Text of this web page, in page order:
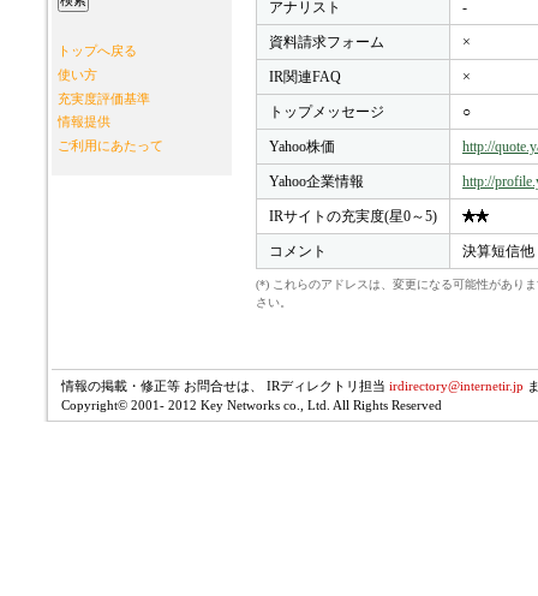
トップへ戻る
使い方
充実度評価基準
情報提供
ご利用にあたって
アナリスト -
資料請求フォーム ×
IR関連FAQ ×
トップメッセージ ○
Yahoo株価 http://
Yahoo企業情報 http://
IRサイトの充実度(星0～5)
コメント 決算短信他
(*) これらのアドレスは、変更になる可能性があり
さい。
情報の掲載・修正等 お問合せは、 IRディレクトリ担当 irdirectory@internetir.jp
Copyright© 2001- 2012 Key Networks co., Ltd. All Rights Reserved